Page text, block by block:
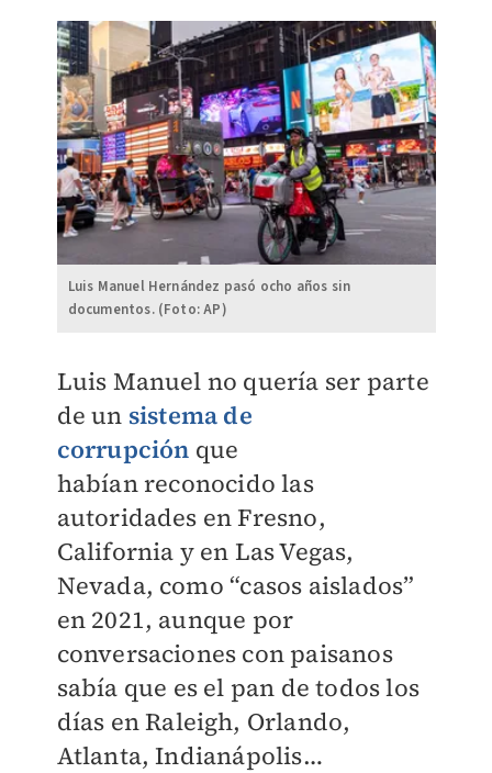
Luis Manuel Hernández pasó ocho años sin
documentos. (Foto: AP)
Luis Manuel no quería ser parte
de un sistema de
corrupción que
habíanreconocido las
autoridades en Fresno,
California y en Las Vegas,
Nevada, como “casos aislados”
en 2021, aunque por
conversaciones con paisanos
sabía que es el pan de todos los
días en Raleigh, Orlando,
Atlanta, Indianápolis…